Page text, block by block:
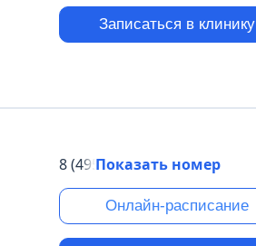
Записаться в клинику
8 (495) 431-69-47
Показать номер
Онлайн-расписание